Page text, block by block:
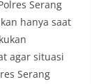
Serang
hanya saat
agar situasi
Serang